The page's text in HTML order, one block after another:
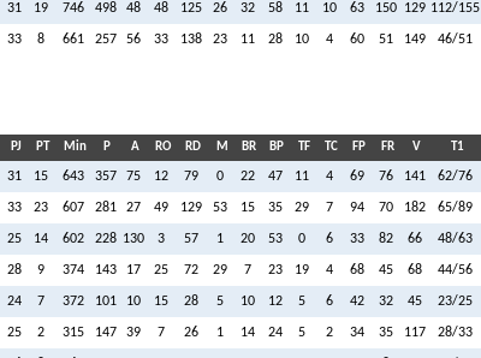
31 19 746 498 48 48 125 26 32 58 11 10 63 150 129 112/155
33 8 661 257 56 33 138 23 11 28 10 4 60 51 149 46/51
PJ PT Min P A RO RD M BR BP TF TC FP FR V T1
31 15 643 357 75 12 79 0 22 47 11 4 69 76 141 62/76
33 23 607 281 27 49 129 53 15 35 29 7 94 70 182 65/89
25 14 602 228 130 3 57 1 20 53 0 6 33 82 66 48/63
28 9 374 143 17 25 72 29 7 23 19 4 68 45 68 44/56
24 7 372 101 10 15 28 5 10 12 5 6 42 32 45 23/25
25 2 315 147 39 7 26 1 14 24 5 2 34 35 117 28/33